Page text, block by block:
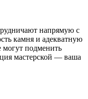
напрямую с
камня и адекватную
могут подменить
мастерской — ваша